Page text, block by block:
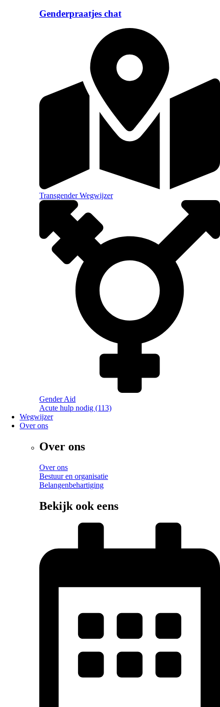
Genderpraatjes chat
Transgender Wegwijzer
Gender Aid
Acute hulp nodig (113)
Wegwijzer
Over ons
Over ons
Over ons
Bestuur en organisatie
Belangenbehartiging
Bekijk ook eens